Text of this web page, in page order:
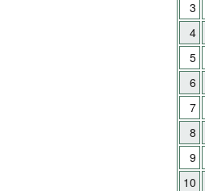
3
4
5
6
7
8
9
10